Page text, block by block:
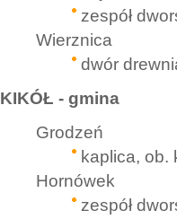
zespół
Wierznica
dwór
KIKÓŁ - gmina
Grodzeń
kaplica, ob.
Hornówek
zespół